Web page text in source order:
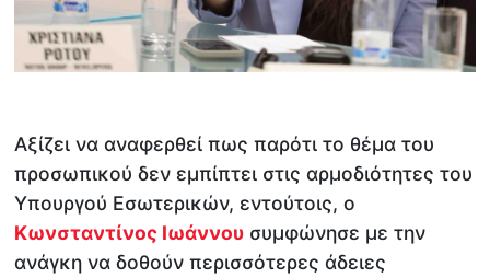
Αξίζει να αναφερθεί πως παρότι το θέμα του
προσωπικού δεν εμπίπτει στις αρμοδιότητες του
Υπουργού Εσωτερικών, εντούτοις, ο
Κωνσταντίνος Ιωάννου συμφώνησε με την
ανάγκη να δοθούν περισσότερες άδειες